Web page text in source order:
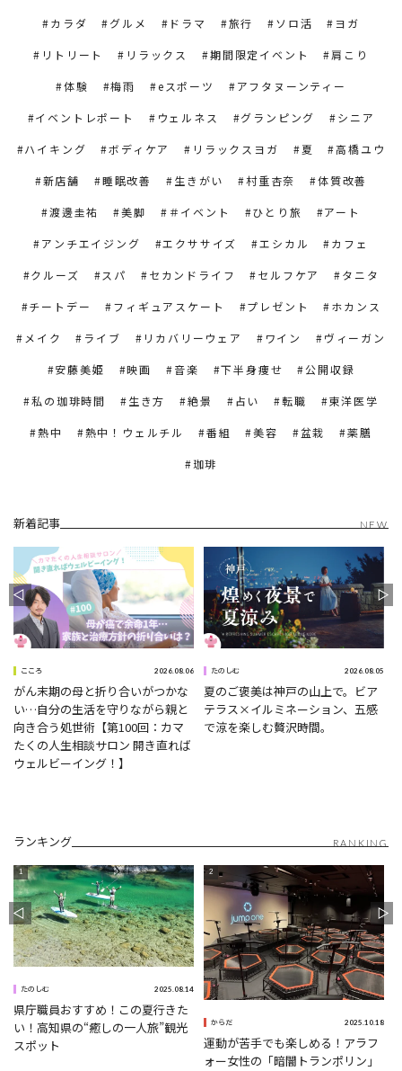
カラダ グルメ ドラマ 旅行 ソロ活 ヨガ
リトリート リラックス 期間限定イベント 肩こり
体験 梅雨 eスポーツ アフタヌーンティー
イベントレポート ウェルネス グランピング シニア
ハイキング ボディケア リラックスヨガ 夏 高橋ユウ
新店舗 睡眠改善 生きがい 村重杏奈 体質改善
渡邊圭祐 美脚 ＃イベント ひとり旅 アート
アンチエイジング エクササイズ エシカル カフェ
クルーズ スパ セカンドライフ セルフケア タニタ
チートデー フィギュアスケート プレゼント ホカンス
メイク ライブ リカバリーウェア ワイン ヴィーガン
安藤美姫 映画 音楽 下半身痩せ 公開収録
私の珈琲時間 生き方 絶景 占い 転職 東洋医学
熱中 熱中！ウェルチル 番組 美容 盆栽 薬膳
珈琲
新着記事 NEW
こころ 2026.08.06
がん末期の母と折り合いがつかな
い…自分の生活を守りながら親と
向き合う処世術【第100回：カマ
たくの人生相談サロン 開き直れば
ウェルビーイング！】
たのしむ 2026.08.05
夏のご褒美は神戸の山上で。ビア
テラス×イルミネーション、五感
で涼を楽しむ贅沢時間。
ランキング RANKING
たのしむ 2025.08.14
県庁職員おすすめ！この夏行きた
い！高知県の“癒しの一人旅”観光
スポット
からだ 2025.10.18
運動が苦手でも楽しめる！アラフ
ォー女性の「暗闇トランポリン」